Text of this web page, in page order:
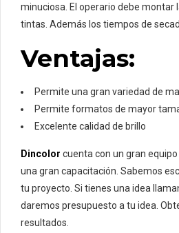
minuciosa. El operario debe montar
tintas. Además los tiempos de
Ventajas:
Permite una gran variedad de
Permite formatos de mayor
Excelente calidad de brillo
Dincolor cuenta con un gran
una gran capacitación. Sabemos
tu proyecto. Si tienes una idea
daremos presupuesto a tu idea.
resultados.